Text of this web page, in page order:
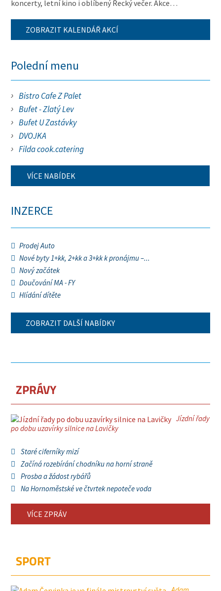
koncerty, letní kino i oblíbený Řecký večer. Akce…
ZOBRAZIT KALENDÁŘ AKCÍ
Polední menu
Bistro Cafe Z Palet
Bufet - Zlatý Lev
Bufet U Zastávky
DVOJKA
Filda cook.catering
VÍCE NABÍDEK
INZERCE
Prodej Auto
Nové byty 1+kk, 2+kk a 3+kk k pronájmu –...
Nový začátek
Doučování MA - FY
Hlídání dítěte
ZOBRAZIT DALŠÍ NABÍDKY
ZPRÁVY
Jízdní řady
po dobu uzavírky silnice na Lavičky
Staré ciferníky mizí
Začíná rozebírání chodníku na horní straně
Prosba a žádost rybářů
Na Hornoměstské ve čtvrtek nepoteče voda
VÍCE ZPRÁV
SPORT